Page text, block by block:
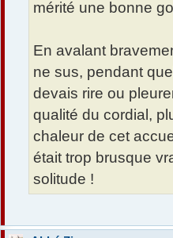
mérité une bonne
En avalant
ne sus, pendant
devais rire ou
qualité du cordial,
chaleur de cet
était trop brusque
solitude !